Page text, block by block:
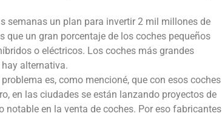
semanas un plan para invertir 2 mil millones de
que un gran porcentaje de los coches pequeños
o eléctricos. Los coches más grandes
alternativa.
es, como mencioné, que con esos coches
en las ciudades se están lanzando proyectos de
en la venta de coches. Por eso fabricantes